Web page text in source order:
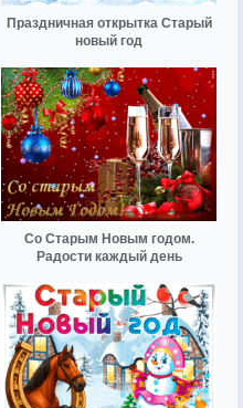
Праздничная открытка Старый
новый год
Со Старым Новым годом.
Радости каждый день